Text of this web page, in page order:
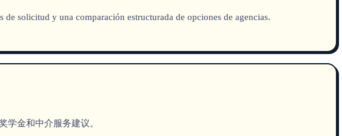
solicitud y una comparación estructurada de opciones de agencias.
金和中介服务建议。